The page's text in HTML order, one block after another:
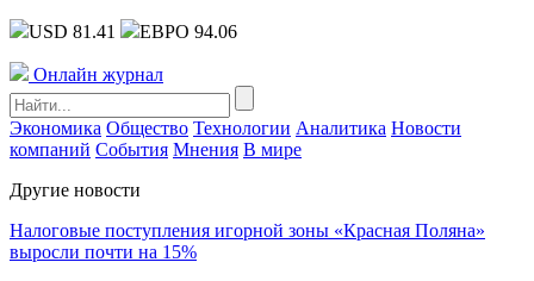
USD 81.41 ЕВРО 94.06
Онлайн журнал
Экономика Общество Технологии Аналитика Новости
компаний События Мнения В мире
Другие новости
Налоговые поступления игорной зоны «Красная Поляна»
выросли почти на 15%